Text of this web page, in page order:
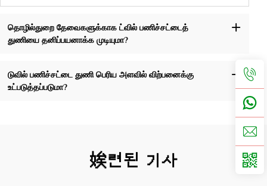
தொழில்துறை தேவைகளுக்காக ட்வில் பணிச்சட்டைத்
துணியை தனிப்பயனாக்க முடியுமா?
டுவில் பணிச்சட்டை துணி பெரிய அளவில் விற்பனைக்கு
உட்படுத்தப்படுமா?
娭련된 기사